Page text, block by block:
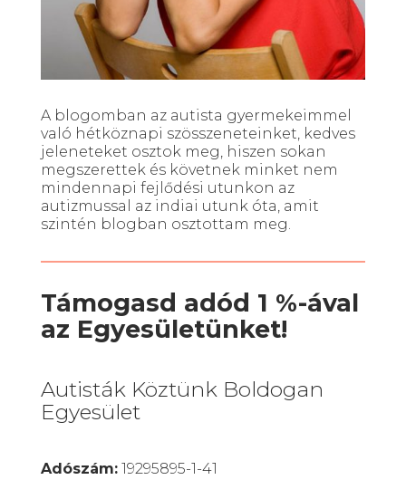
A blogomban az autista gyermekeimmel
való hétköznapi szösszeneteinket, kedves
jeleneteket osztok meg, hiszen sokan
megszerettek és követnek minket nem
mindennapi fejlődési utunkon az
autizmussal az indiai utunk óta, amit
szintén blogban osztottam meg.
Támogasd adód 1 %-ával
az Egyesületünket!
Autisták Köztünk Boldogan
Egyesület
Adószám:19295895-1-41